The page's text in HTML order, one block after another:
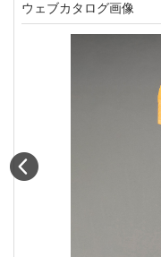
ウェブカタログ画像